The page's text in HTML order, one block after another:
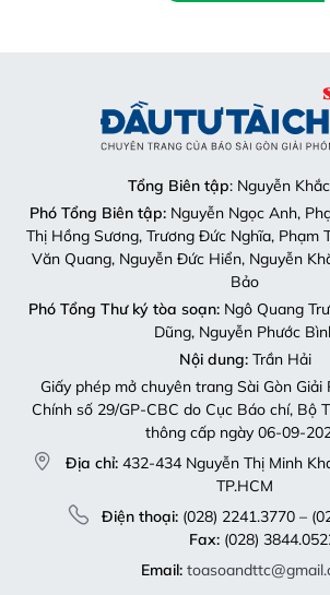
Tổng Biên tập: Nguyễn
Phó Tổng Biên tập:Nguyễn Ngọc Anh,
Thị Hồng Sương, Trương Đức Nghĩa, Phạm
Văn Quang, Nguyễn Đức Hiển, Nguyễn
Bảo
Phó Tổng Thư ký tòa soạn:Ngô Quang
Dũng, Nguyễn Phước
Nội dung:Trần Hải
Giấy phép mở chuyên trang Sài Gòn Giải
Chính số 29/GP-CBC do Cục Báo chí, Bộ
thông cấp ngày 06-09-
Địa chỉ: 432-434 Nguyễn Thị Minh
TP.HCM
Điện thoại:(028) 2241.3770 –
Fax:(028)
Email: